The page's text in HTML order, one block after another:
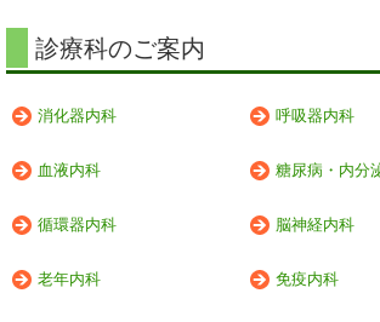
診療科のご案内
消化器内科 呼吸器内科
血液内科 糖尿病・内分
循環器内科 脳神経内科
老年内科 免疫内科